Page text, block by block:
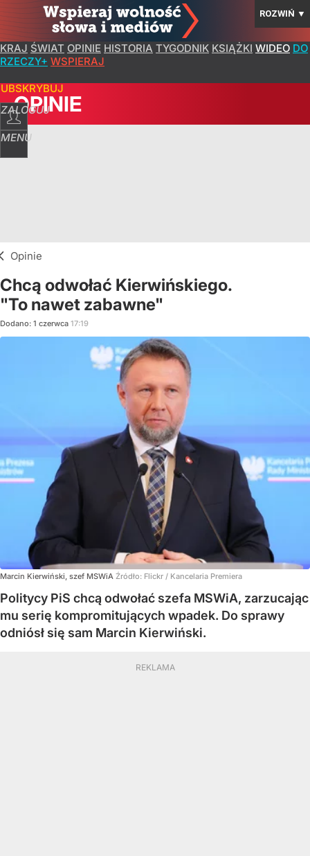
ROZWIŃ ▼
KRAJ ŚWIAT OPINIE HISTORIA TYGODNIK KSIĄŻKI WIDEO DO
RZECZY+ WSPIERAJ
ZALOGUJ
MENU
OPINIE
Opinie
Chcą odwołać Kierwińskiego.
"To nawet zabawne"
Dodano: 1 czerwca 17:19
Marcin Kierwiński, szef MSWiA Źródło: Flickr / Kancelaria Premiera
Politycy PiS chcą odwołać szefa MSWiA, zarzucając
mu serię kompromitujących wpadek. Do sprawy
odniósł się sam Marcin Kierwiński.